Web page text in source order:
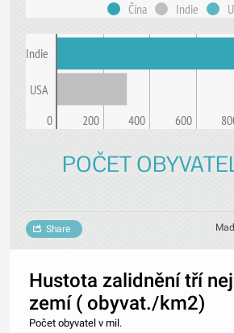
Čína
Indie
Indie
USA
0 200 400 600
POČET
Share
Hustota zalidnění tří
zemí ( obyvat./km2)
Počet obyvatel v mil.